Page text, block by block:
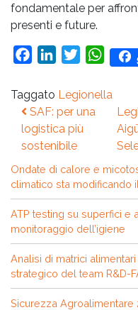
fondamentale per
presenti e future.
FacebookLinkedInTwitter
Taggato Legionella
Navigazione
articoli
SAF: per una
logistica più
sostenibile
Ondate di calore e
climatico sta modificando
ATP testing su superfici e
monitoraggio dell’igiene
Analisi di matrici
strategico del team R&D-
Sicurezza